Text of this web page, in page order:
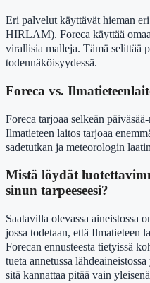
Eri palvelut käyttävät hieman
HIRLAM). Foreca käyttää
virallisia malleja. Tämä selittää
todennäköisyydessä.
Foreca vs.
Foreca tarjoaa selkeän
Ilmatieteen laitos tarjoaa
sadetutkan ja meteorologin
Mistä löydät
sinun tarpeeseesi?
Saatavilla olevassa aineistossa
jossa todetaan, että Ilmatieteen
Forecan ennusteesta tietyissä
tueta annetussa
sitä kannattaa pitää vain